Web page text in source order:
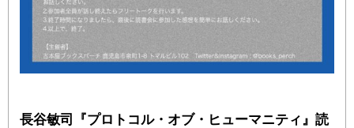
長谷敏司『プロトコル・オブ・ヒューマニティ』読